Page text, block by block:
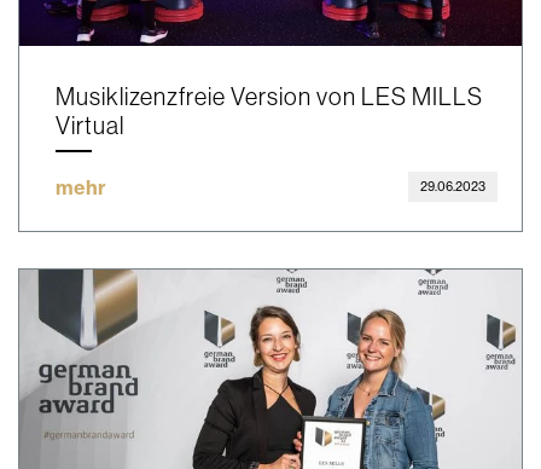
Musiklizenzfreie Version von LES MILLS
Virtual
mehr 29.06.2023